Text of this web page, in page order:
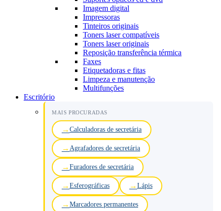
Imagem digital
Impressoras
Tinteiros originais
Toners laser compatíveis
Toners laser originais
Reposição transferência térmica
Faxes
Etiquetadoras e fitas
Limpeza e manutenção
Multifunções
Escritório
MAIS PROCURADAS
Calculadoras de secretária
Agrafadores de secretária
Furadores de secretária
Esferográficas Lápis
Marcadores permanentes